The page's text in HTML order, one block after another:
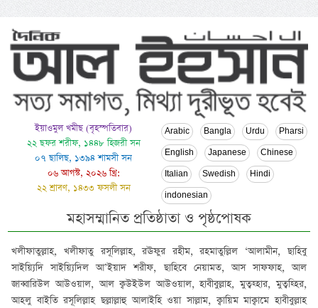
ইয়াওমুল খমীছ (বৃহস্পতিবার)
২২ ছফর শরীফ, ১৪৪৮ হিজরী সন
০৭ ছালিছ, ১৩৯৪ শামসী সন
০৬ আগস্ট, ২০২৬ খ্রি:
২২ শ্রাবণ, ১৪৩৩ ফসলী সন
Arabic Bangla Urdu Pharsi
English Japanese Chinese
Italian Swedish Hindi
indonesian
মহাসম্মানিত প্রতিষ্ঠাতা ও পৃষ্ঠপোষক
খলীফাতুল্লাহ, খলীফাতু রসূলিল্লাহ, রঊফুর রহীম, রহমাতুল্লিল ‘আলামীন, ছাহিবু
সাইয়্যিদি সাইয়্যিদিল আ’ইয়াদ শরীফ, ছাহিবে নেয়ামত, আস সাফফাহ, আল
জাব্বারিউল আউওয়াল, আল ক্বউইউল আউওয়াল, হাবীবুল্লাহ, মুত্বহ্হার, মুত্বহ্হির,
আহলু বাইতি রসূলিল্লাহ ছল্লাল্লাহু আলাইহি ওয়া সাল্লাম, ক্বায়িম মাক্বামে হাবীবুল্লাহ